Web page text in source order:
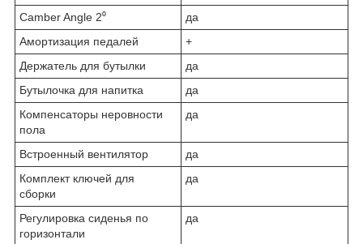
Camber Angle 2⁰
да
Амортизация педалей
+
Держатель для бутылки
да
Бутылочка для напитка
да
Компенсаторы неровности
пола
да
Встроенный вентилятор
да
Комплект ключей для
сборки
да
Регулировка сиденья по
горизонтали
да